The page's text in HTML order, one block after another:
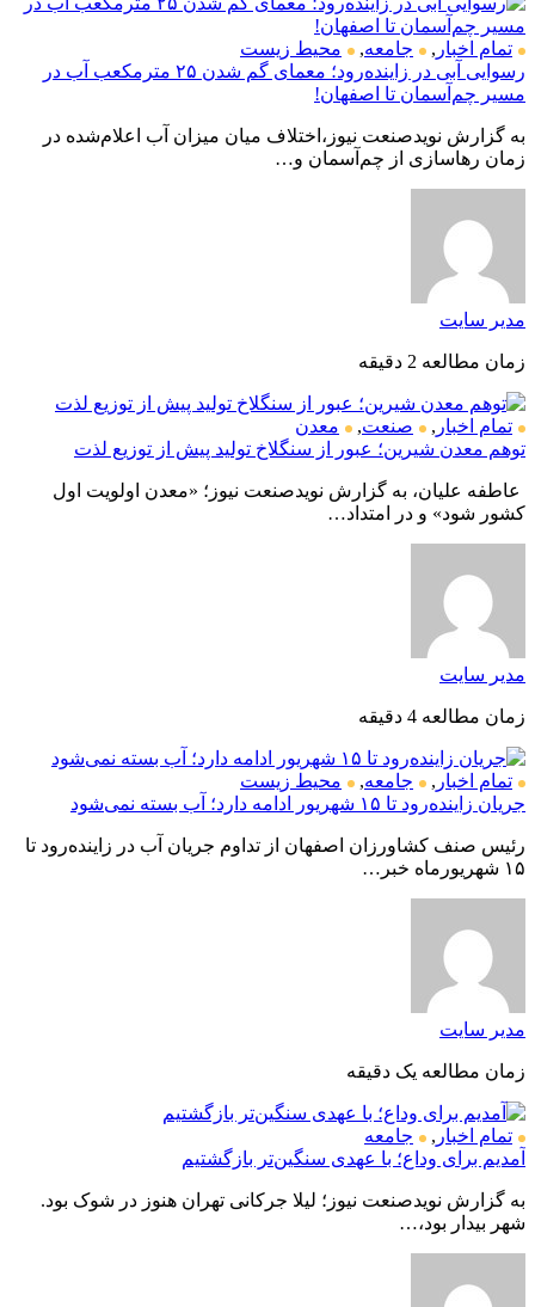
تمام اخبار , جامعه,
محیط زیست
رسوایی آبی در زاینده‌رود؛ معمای گم شدن ۲۵ مترمکعب آب در
مسیر چم‌آسمان تا اصفهان!
به گزارش نویدصنعت نیوز،اختلاف میان میزان آب اعلام‌شده در
زمان رهاسازی از چم‌آسمان و…
مدیر سایت
زمان مطالعه 2 دقیقه
تمام اخبار , صنعت,
معدن
توهم معدن شیرین؛ عبور از سنگلاخ تولید پیش از توزیع لذت
عاطفه علیان، به گزارش نویدصنعت نیوز؛ «معدن اولویت اول
کشور شود» و در امتداد…
مدیر سایت
زمان مطالعه 4 دقیقه
تمام اخبار , جامعه,
محیط زیست
جریان زاینده‌رود تا ۱۵ شهریور ادامه دارد؛ آب بسته نمی‌شود
رئیس صنف کشاورزان اصفهان از تداوم جریان آب در زاینده‌رود تا
۱۵ شهریورماه خبر…
مدیر سایت
زمان مطالعه یک دقیقه
تمام اخبار ,
جامعه
آمدیم برای وداع؛ با عهدی سنگین‌تر بازگشتیم
به گزارش نویدصنعت نیوز؛ لیلا جرکانی تهران هنوز در شوک بود.
شهر بیدار بود،…